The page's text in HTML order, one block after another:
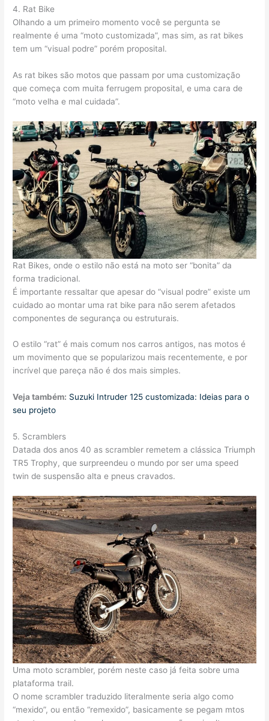
4. Rat Bike
Olhando a um primeiro momento você se pergunta se
realmente é uma “moto customizada”, mas sim, as rat bikes
tem um “visual podre” porém proposital.
As rat bikes são motos que passam por uma customização
que começa com muita ferrugem proposital, e uma cara de
“moto velha e mal cuidada”.
Rat Bikes, onde o estilo não está na moto ser “bonita” da
forma tradicional.
É importante ressaltar que apesar do “visual podre” existe um
cuidado ao montar uma rat bike para não serem afetados
componentes de segurança ou estruturais.
O estilo “rat” é mais comum nos carros antigos, nas motos é
um movimento que se popularizou mais recentemente, e por
incrível que pareça não é dos mais simples.
Veja também: Suzuki Intruder 125 customizada: Ideias para o
seu projeto
5. Scramblers
Datada dos anos 40 as scrambler remetem a clássica Triumph
TR5 Trophy, que surpreendeu o mundo por ser uma speed
twin de suspensão alta e pneus cravados.
Uma moto scrambler, porém neste caso já feita sobre uma
plataforma trail.
O nome scrambler traduzido literalmente seria algo como
“mexido”, ou então “remexido”, basicamente se pegam mtos